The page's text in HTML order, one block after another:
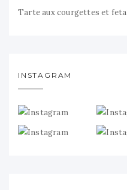
Tarte aux courgettes et feta
INSTAGRAM